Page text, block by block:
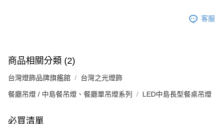
客服
商品相關分類 (2)
台灣燈飾品牌旗艦館 台灣之光燈飾
餐廳吊燈 / 中島餐吊燈、餐廳單吊燈系列 LED中島長型餐桌吊燈
必買清單